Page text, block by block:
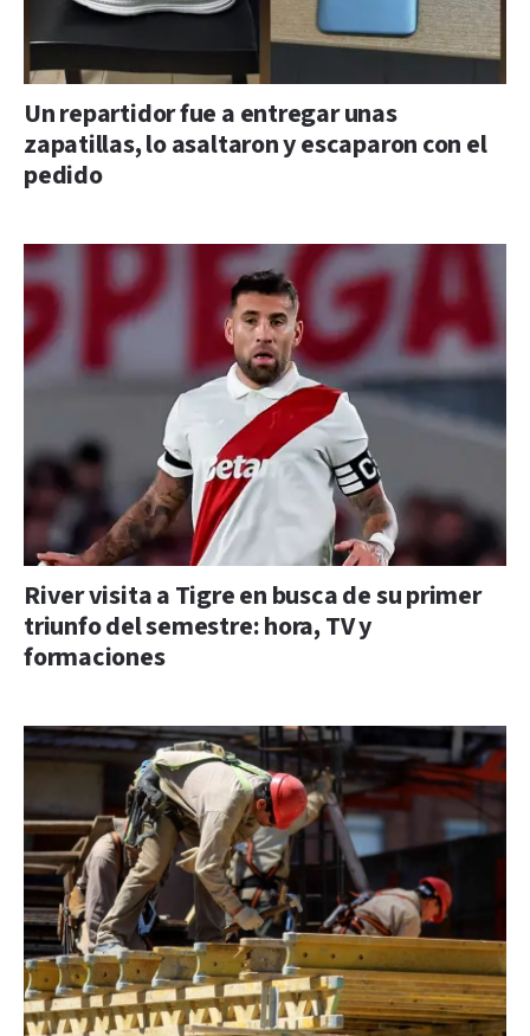
Un repartidor fue a entregar unas
zapatillas, lo asaltaron y escaparon con el
pedido
River visita a Tigre en busca de su primer
triunfo del semestre: hora, TV y
formaciones